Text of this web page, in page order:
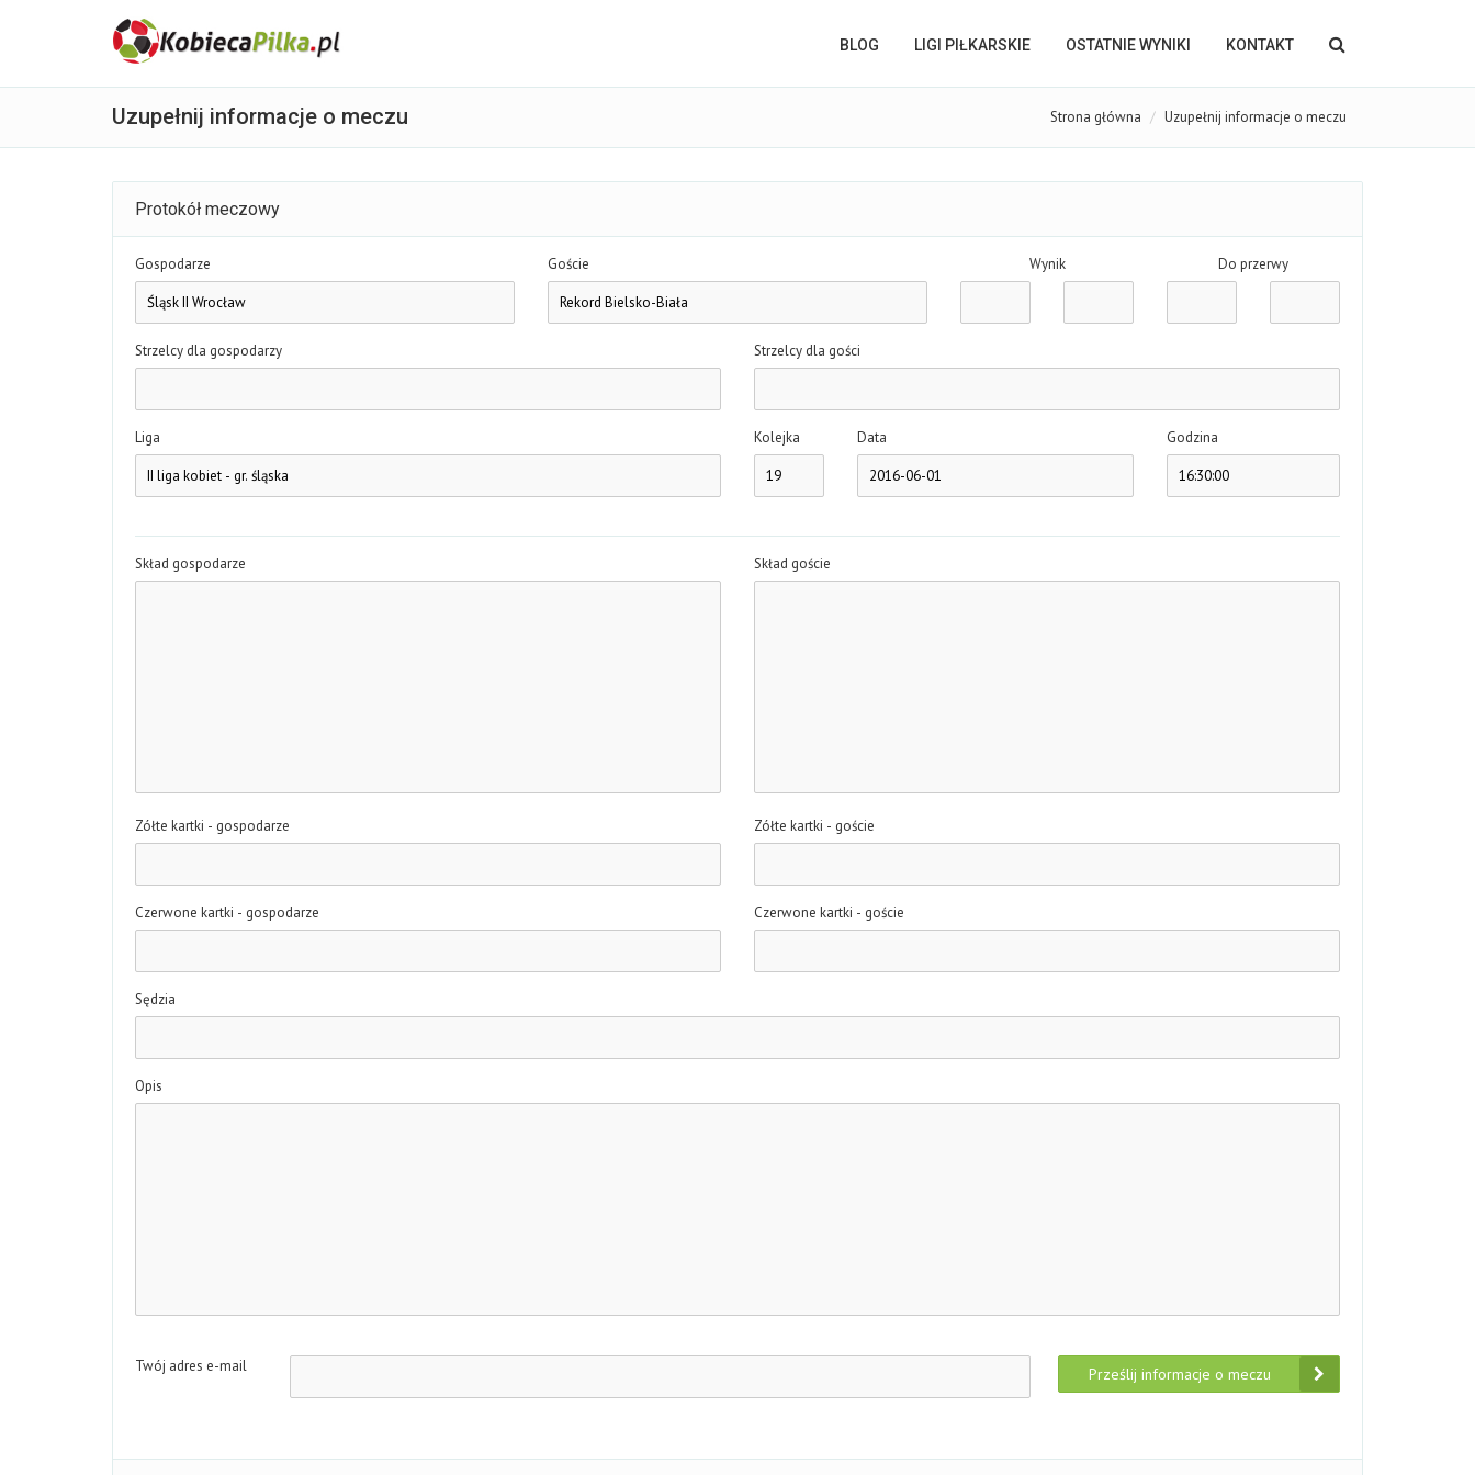
BLOG LIGI PIŁKARSKIE OSTATNIE WYNIKI KONTAKT
Uzupełnij informacje o meczu Strona główna Uzupełnij informacje o meczu
Protokół meczowy
Gospodarze Goście Wynik Do przerwy
Strzelcy dla gospodarzy Strzelcy dla gości
Liga Kolejka Data Godzina
Skład gospodarze Skład goście
Zółte kartki - gospodarze Zółte kartki - goście
Czerwone kartki - gospodarze Czerwone kartki - goście
Sędzia
Opis
Twój adres e-mail Prześlij informacje o meczu